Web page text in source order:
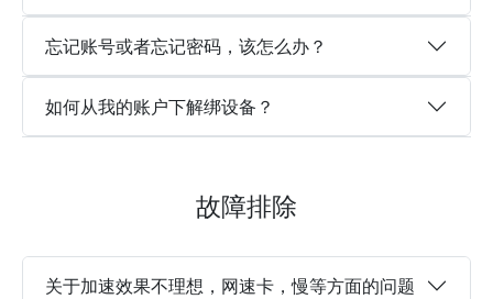
忘记账号或者忘记密码，该怎么办？
如何从我的账户下解绑设备？
故障排除
关于加速效果不理想，网速卡，慢等方面的问题